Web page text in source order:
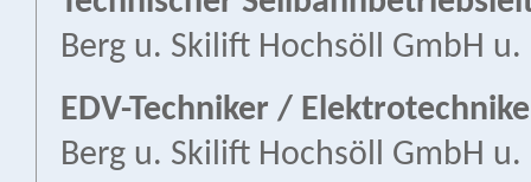
Berg u. Skilift Hochsöll GmbH u.
EDV-Techniker /
Berg u. Skilift Hochsöll GmbH u.